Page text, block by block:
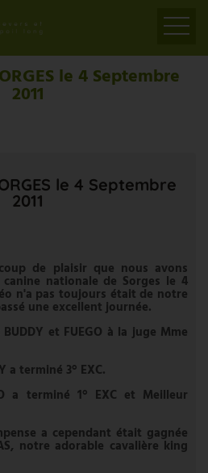
ACCUEIL
le 4 Septembre
2011
le 4 Septembre
2011
de plaisir que nous avons
nationale de Sorges le 4
n'a pas toujours était de notre
une excellent journée.
et FUEGO à la juge Mme
a terminé 3° EXC.
a terminé 1° EXC et Meilleur
a cependant était gagnée
notre adorable cavalière king